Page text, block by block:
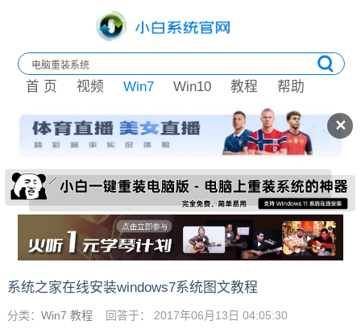
✕
首 页 视频 Win7 Win10 教程 帮助
系统之家在线安装windows7系统图文教程
分类： Win7 教程 回答于： 2017年06月13日 04:05:30